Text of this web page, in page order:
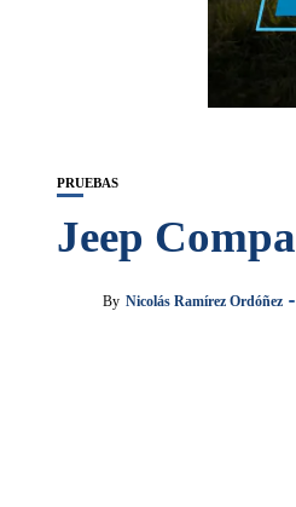
PRUEBAS
Jeep
By Nicolás Ramírez Ordóñez